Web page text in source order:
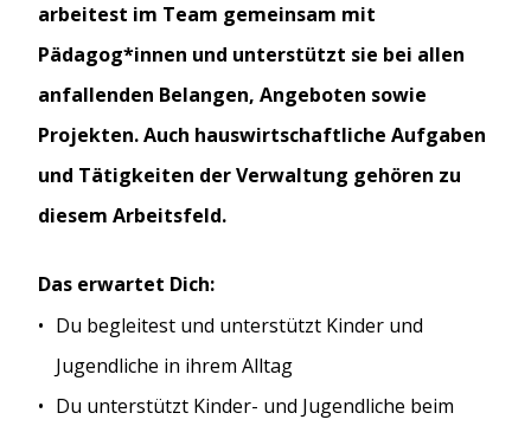
arbeitest im Team gemeinsam mit
Pädagog*innen und unterstützt sie bei allen
anfallenden Belangen, Angeboten sowie
Projekten. Auch hauswirtschaftliche Aufgaben
und Tätigkeiten der Verwaltung gehören zu
diesem Arbeitsfeld.
Das erwartet Dich:
Du begleitest und unterstützt Kinder und
Jugendliche in ihrem Alltag
Du unterstützt Kinder- und Jugendliche beim